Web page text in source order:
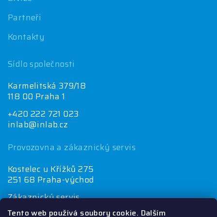
Tento web používá soubory cookie. Dalším
Partneři
Kontakty
Sídlo společnosti
Karmelitská 379/18
118 00 Praha 1
+420 222 721 023
inlab@inlab.cz
Provozovna a zákaznický servis
Kostelec u Křížků 275
251 68 Praha-východ
Zákaznický servis
+420 222 721 025